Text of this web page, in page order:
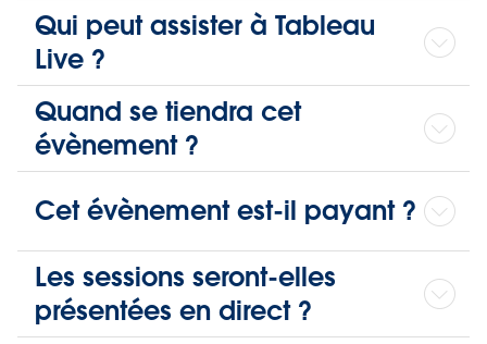
Qui peut assister à Tableau
Live ?
Quand se tiendra cet
évènement ?
Cet évènement est-il payant ?
Les sessions seront-elles
présentées en direct ?